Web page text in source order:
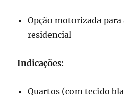
Opção motorizada para
residencial
Indicações:
Quartos (com tecido